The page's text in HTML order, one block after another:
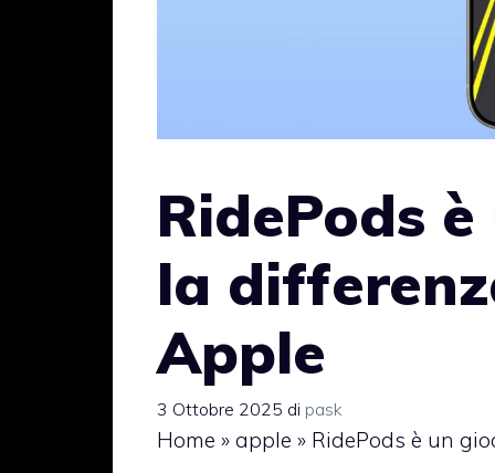
RidePods
la
Apple
3 Ottobre 2025 di pask
Home » apple » RidePods è un